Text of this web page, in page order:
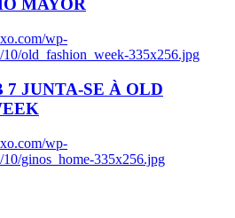
MAYOR
wp-
10/old_fashion_week-335x256.jpg
7 JUNTA-SE À OLD
wp-
ginos_home-335x256.jpg